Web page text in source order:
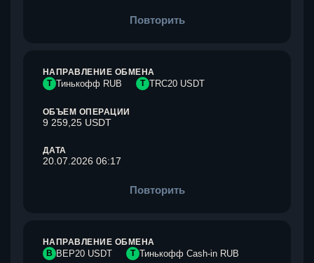
Повторить
НАПРАВЛЕНИЕ ОБМЕНА
Т Тинькофф RUB T TRC20 USDT
ОБЪЕМ ОПЕРАЦИИ
9 259,25 USDT
ДАТА
20.07.2026 06:17
Повторить
НАПРАВЛЕНИЕ ОБМЕНА
B BEP20 USDT Т Тинькофф Cash-in RUB